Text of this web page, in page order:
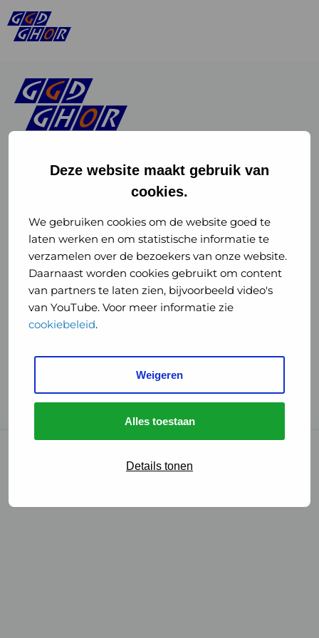
Deze website maakt gebruik van
cookies.
We gebruiken cookies om de website goed te
laten werken en om statistische informatie te
verzamelen over de bezoekers van onze website.
Daarnaast worden cookies gebruikt om content
van partners te laten zien, bijvoorbeeld video's
van YouTube. Voor meer informatie zie
cookiebeleid.
Weigeren
Alles toestaan
Details tonen
of
GGD
GHOR
Nederland
Instagram
of
GGD
GHOR
Nederland
GGD Reizen op social media
GGD Reizen
GGD Reisvaccinaties